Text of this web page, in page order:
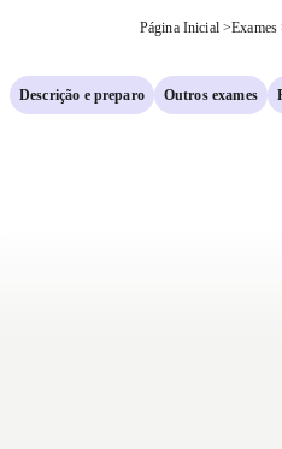
Página Inicial >Exames
Descrição e preparo Outros exames